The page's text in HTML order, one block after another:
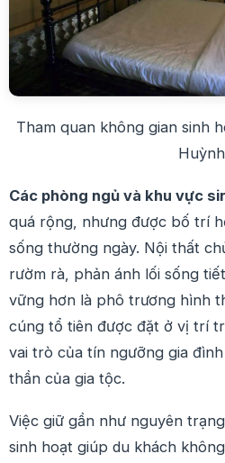
Tham quan không gian sinh
Huỳnh
Các phòng ngủ và khu vực
quá rộng, nhưng được bố trí
sống thường ngày. Nội thất
rườm rà, phản ánh lối sống
vững hơn là phô trương hình
cúng tổ tiên được đặt ở vị trí
vai trò của tín ngưỡng gia
thần của gia tộc.
Việc giữ gần như nguyên
sinh hoạt giúp du khách